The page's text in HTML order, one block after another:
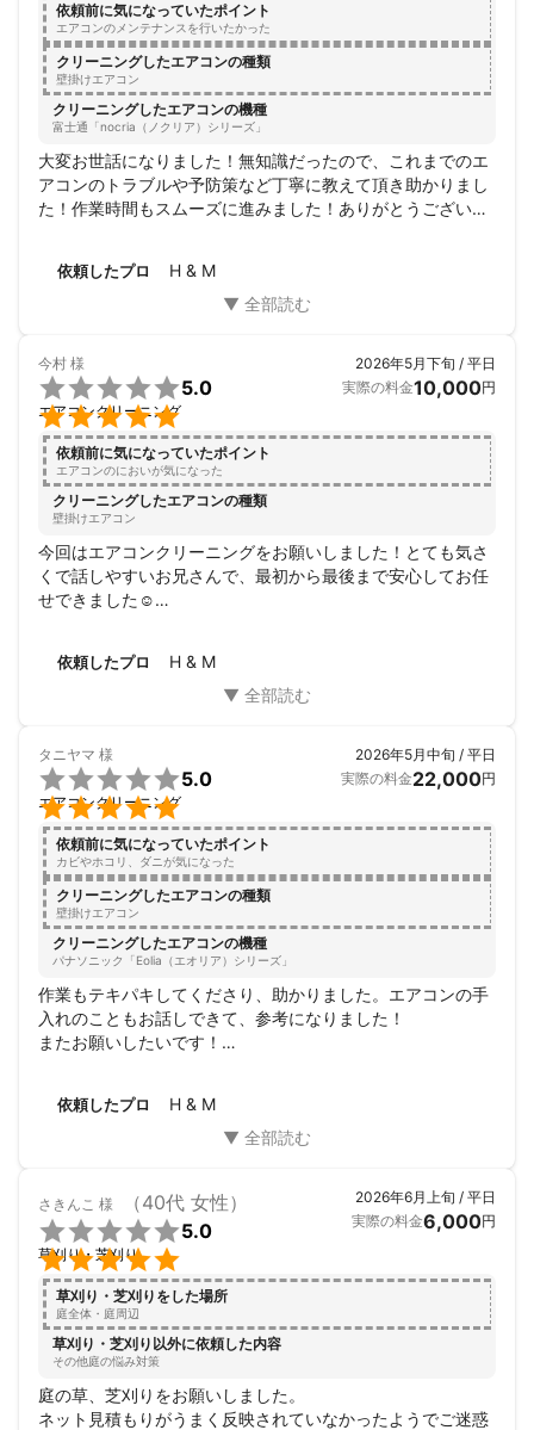
依頼前に気になっていたポイント
エアコンのメンテナンスを行いたかった
クリーニングしたエアコンの種類
壁掛けエアコン
クリーニングしたエアコンの機種
富士通「nocria（ノクリア）シリーズ」
大変お世話になりました！無知識だったので、これまでのエ
アコンのトラブルや予防策など丁寧に教えて頂き助かりまし
た！作業時間もスムーズに進みました！ありがとうございま
依頼したプロ H & M
今村 様


5.0
エアコンクリーニング
2026年5月下旬 / 平日
実際の料金10,000円
依頼前に気になっていたポイント
エアコンのにおいが気になった
クリーニングしたエアコンの種類
壁掛けエアコン
今回はエアコンクリーニングをお願いしました！とても気さ
くで話しやすいお兄さんで、最初から最後まで安心してお任
せできました☺️
作業も一つひとつ丁寧で、かなり汚れていたエアコンが見違
えるほど綺麗になって嬉しく思います♪
また次回もぜひお願いしたいと思います。ありがとうござい
ました！
依頼したプロ H & M
タニヤマ 様


5.0
エアコンクリーニング
2026年5月中旬 / 平日
実際の料金22,000円
依頼前に気になっていたポイント
カビやホコリ、ダニが気になった
クリーニングしたエアコンの種類
壁掛けエアコン
クリーニングしたエアコンの機種
パナソニック「Eolia（エオリア）シリーズ」
作業もテキパキしてくださり、助かりました。エアコンの手
入れのこともお話しできて、参考になりました！
またお願いしたいです！
依頼したプロ H & M
さきんこ 様 （40代 女性）


5.0
草刈り・芝刈り
2026年6月上旬 / 平日
実際の料金6,000円
草刈り・芝刈りをした場所
庭全体・庭周辺
草刈り・芝刈り以外に依頼した内容
その他庭の悩み対策
庭の草、芝刈りをお願いしました。
ネット見積もりがうまく反映されていなかったようでご迷惑